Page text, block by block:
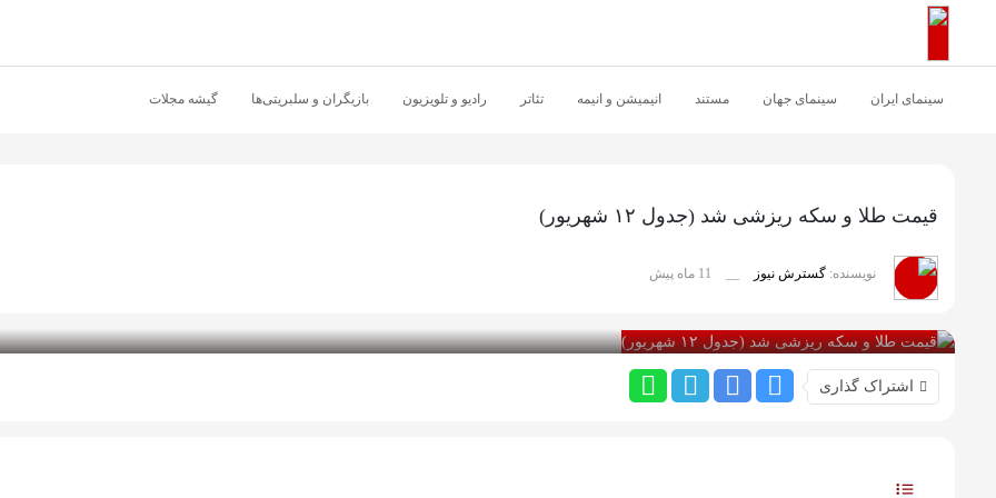
اشتراک گذاری
سینمای ایران سینمای جهان مستند انیمیشن و انیمه تئاتر رادیو و تلویزیون بازیگران و سلبریتی‌ها گیشه مجلات
قیمت طلا و سکه ریزشی شد (جدول ۱۲ شهریور)
نویسنده: گسترش نیوز 11 ماه پیش
اشتراک گذاری